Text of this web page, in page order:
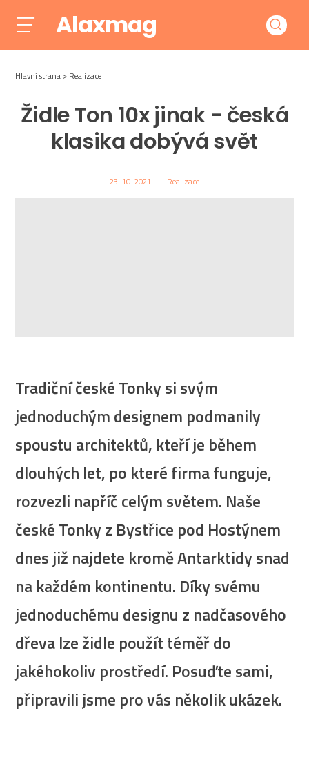
Alaxmag
Hlavní strana Realizace
Židle Ton 10x jinak - česká
klasika dobývá svět
23. 10. 2021 Realizace
Tradiční české Tonky si svým
jednoduchým designem podmanily
spoustu architektů, kteří je během
dlouhých let, po které firma funguje,
rozvezli napříč celým světem. Naše
české Tonky z Bystřice pod Hostýnem
dnes již najdete kromě Antarktidy snad
na každém kontinentu. Díky svému
jednoduchému designu z nadčasového
dřeva lze židle použít téměř do
jakéhokoliv prostředí. Posuďte sami,
připravili jsme pro vás několik ukázek.